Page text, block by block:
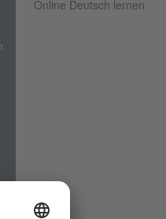
Online Deutsch lernen